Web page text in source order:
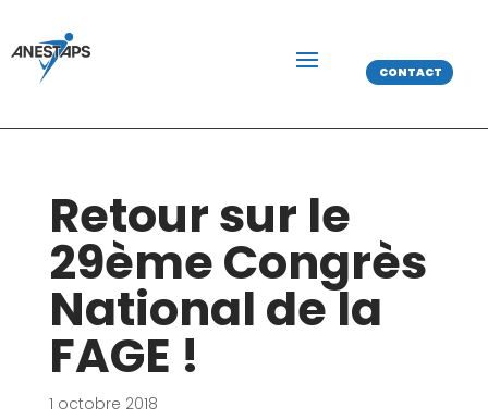
CONTACT
Retour sur le
29ème Congrès
National de la
FAGE !
1 octobre 2018